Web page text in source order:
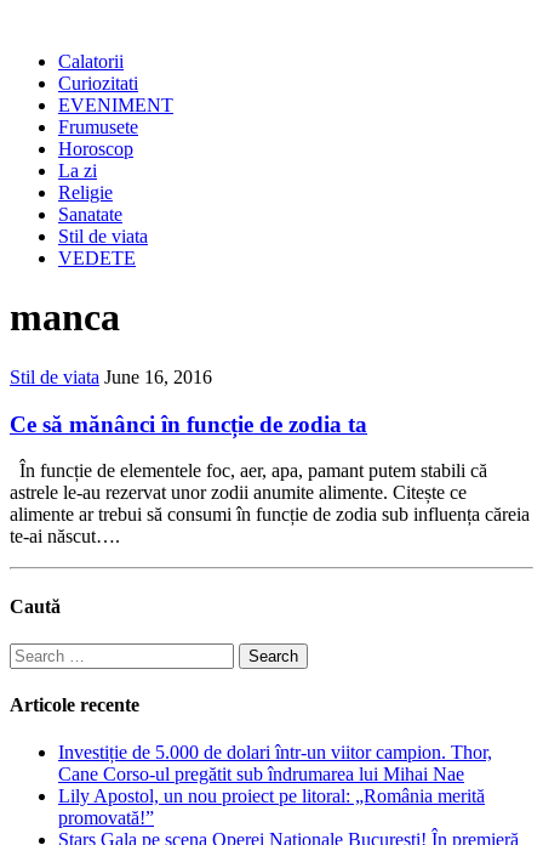
Calatorii
Curiozitati
EVENIMENT
Frumusete
Horoscop
La zi
Religie
Sanatate
Stil de viata
VEDETE
manca
Stil de viata June 16, 2016
Ce să mănânci în funcție de zodia ta
În funcție de elementele foc, aer, apa, pamant putem stabili că
astrele le-au rezervat unor zodii anumite alimente. Citește ce
alimente ar trebui să consumi în funcție de zodia sub influența căreia
te-ai născut….
Caută
Search
for:
Articole recente
Investiție de 5.000 de dolari într-un viitor campion. Thor,
Cane Corso-ul pregătit sub îndrumarea lui Mihai Nae
Lily Apostol, un nou proiect pe litoral: „România merită
promovată!”
Stars Gala pe scena Operei Naționale București! În premieră